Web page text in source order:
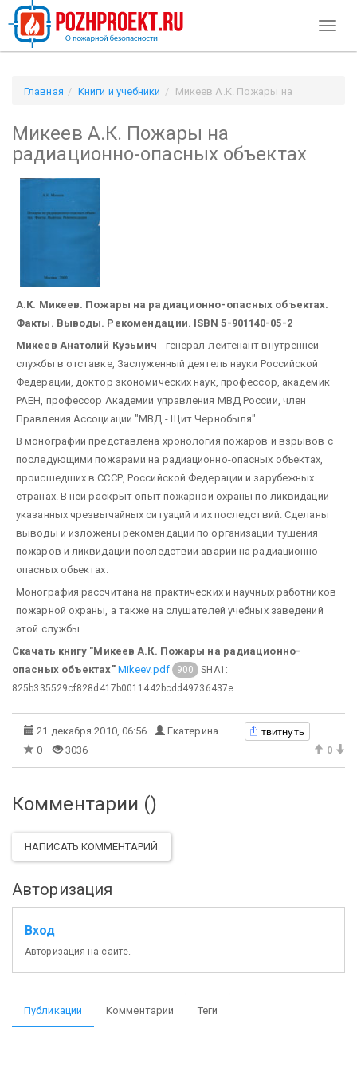
Главная Книги и учебники
Микеев А.К. Пожары на
Микеев А.К. Пожары на
радиационно-опасных объектах
А.К. Микеев. Пожары на радиационно-опасных объектах.
Факты. Выводы. Рекомендации. ISBN 5-901140-05-2
Микеев Анатолий Кузьмич- генерал-лейтенант внутренней
службы в отставке, Заслуженный деятель науки Российской
Федерации, доктор экономических наук, профессор, академик
РАЕН, профессор Академии управления МВД России, член
Правления Ассоциации "МВД - Щит Чернобыля".
В монографии представлена хронология пожаров и взрывов с
последующими пожарами на радиационно-опасных объектах,
происшедших в СССР, Российской Федерации и зарубежных
странах. В ней раскрыт опыт пожарной охраны по ликвидации
указанных чрезвычайных ситуаций и их последствий. Сделаны
выводы и изложены рекомендации по организации тушения
пожаров и ликвидации последствий аварий на радиационно-
опасных объектах.
Монография рассчитана на практических и научных работников
пожарной охраны, а также на слушателей учебных заведений
этой службы.
Скачать книгу "Микеев А.К. Пожары на радиационно-
опасных объектах" Mikeev.pdf 900
SHA1:
825b335529cf828d417b0011442bcdd49736437e
21 декабря 2010, 06:56 Екатерина твитнуть
0 3036 0
Комментарии ()
НАПИСАТЬ КОММЕНТАРИЙ
Авторизация
Вход
Авторизация на сайте.
Публикации Комментарии Теги